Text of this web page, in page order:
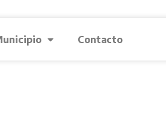
Contacto